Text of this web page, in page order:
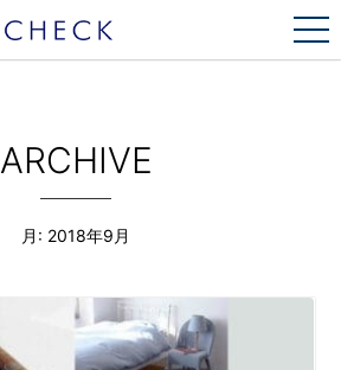
ARCHIVE
月: 2018年9月